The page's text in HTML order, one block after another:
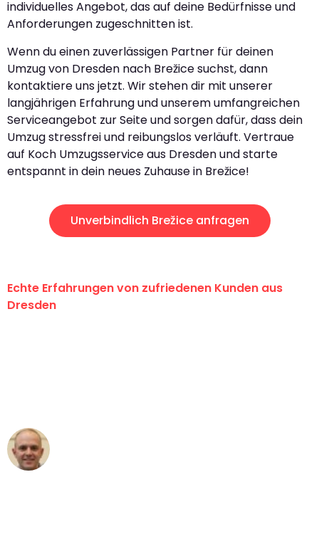
individuelles Angebot, das auf deine Bedürfnisse und
Anforderungen zugeschnitten ist.
Wenn du einen zuverlässigen Partner für deinen
Umzug von Dresden nach Brežice suchst, dann
kontaktiere uns jetzt. Wir stehen dir mit unserer
langjährigen Erfahrung und unserem umfangreichen
Serviceangebot zur Seite und sorgen dafür, dass dein
Umzug stressfrei und reibungslos verläuft. Vertraue
auf Koch Umzugsservice aus Dresden und starte
entspannt in dein neues Zuhause in Brežice!
Unverbindlich Brežice anfragen
Echte Erfahrungen von zufriedenen Kunden aus
Dresden